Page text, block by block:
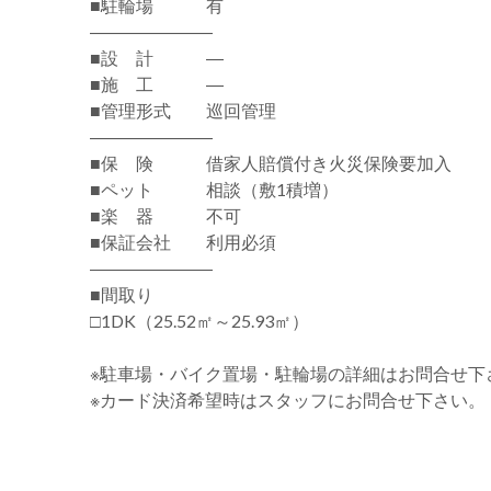
■駐輪場 有
―――――――
■設 計 ―
■施 工 ―
■管理形式 巡回管理
―――――――
■保 険 借家人賠償付き火災保険要加入
■ペット 相談（敷1積増）
■楽 器 不可
■保証会社 利用必須
―――――――
■間取り
□1DK（25.52㎡～25.93㎡）
※駐車場・バイク置場・駐輪場の詳細はお問合せ下
※カード決済希望時はスタッフにお問合せ下さい。